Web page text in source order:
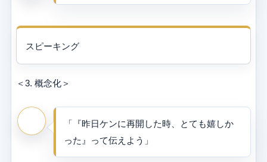
スピーキング
＜3. 概念化＞
「『昨日ケンに再開した時、とても嬉しか
った』って伝えよう」